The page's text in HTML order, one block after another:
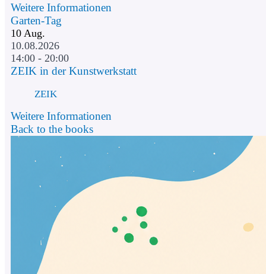
Weitere Informationen
Garten-Tag
10 Aug.
10.08.2026
14:00 - 20:00
ZEIK in der Kunstwerkstatt
ZEIK
Weitere Informationen
Back to the books